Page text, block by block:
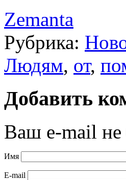
Zemanta
Рубрика:
Людям, от,
Добавить
Ваш e-mail не
Имя
E-mail